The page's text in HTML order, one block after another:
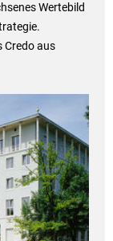
Wertebild
Credo aus